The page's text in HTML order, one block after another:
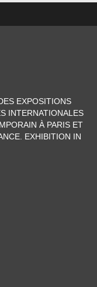
EXPOSITIONS
INTERNATIONALES
À PARIS ET
EXHIBITION IN